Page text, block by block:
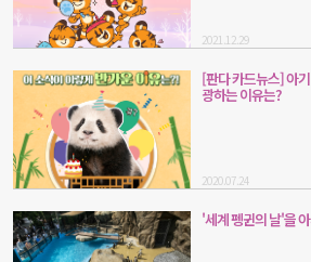
2021.12.29
[판다 카드뉴스] 아
광하는 이유는?
2020.07.24
'세계 펭귄의 날'을